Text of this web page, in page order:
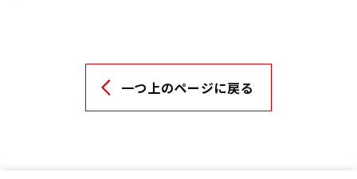
一つ上のページに戻る